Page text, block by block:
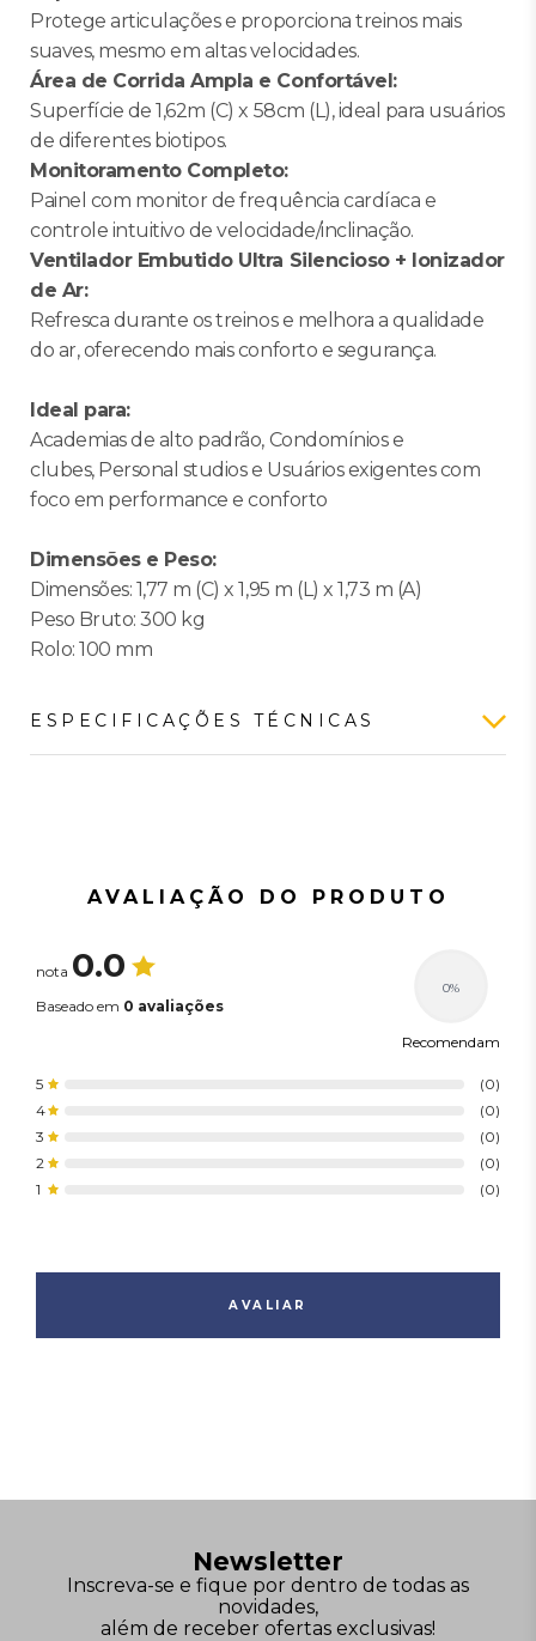
Protege articulações e proporciona treinos mais
suaves, mesmo em altas velocidades.
Área de Corrida Ampla e Confortável:
Superfície de 1,62m (C) x 58cm (L), ideal para usuários
de diferentes biotipos.
Monitoramento Completo:
Painel com monitor de frequência cardíaca e
controle intuitivo de velocidade/inclinação.
Ventilador Embutido Ultra Silencioso + Ionizador
de Ar:
Refresca durante os treinos e melhora a qualidade
do ar, oferecendo mais conforto e segurança.
Ideal para:
Academias de alto padrão, Condomínios e
clubes, Personal studios e Usuários exigentes com
foco em performance e conforto
Dimensões e Peso:
Dimensões: 1,77 m (C) x 1,95 m (L) x 1,73 m (A)
Peso Bruto: 300 kg
Rolo: 100 mm
ESPECIFICAÇÕES TÉCNICAS
Cor
Preto / Cinza
Indicação de Uso
Especificações
Peso e dimensão
AVALIAÇÃO DO PRODUTO
nota 0.0
Baseado em 0 avaliações
0%
Recomendam
5
(0)
4
(0)
3
(0)
2
(0)
1
(0)
AVALIAR
Newsletter
Inscreva-se e fique por dentro de todas as
novidades,
além de receber ofertas exclusivas!